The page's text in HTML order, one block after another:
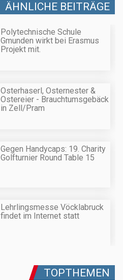
ÄHNLICHE BEITRÄGE
Polytechnische Schule
Gmunden wirkt bei Erasmus
Projekt mit.
Osterhaserl, Osternester &
Ostereier - Brauchtumsgebäck
in Zell/Pram
Gegen Handycaps: 19. Charity
Golfturnier Round Table 15
Lehrlingsmesse Vöcklabruck
findet im Internet statt
TOPTHEMEN